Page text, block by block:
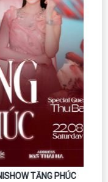
TĂNG PHÚC